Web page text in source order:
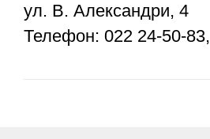
ул. В. Александри, 4
Телефон: 022 24-50-83,